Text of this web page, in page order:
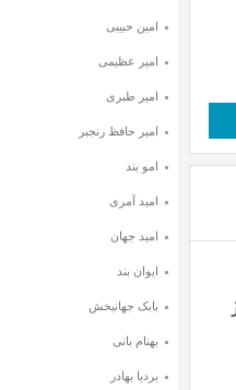
امین حبیبی
امیر عظیمی
امیر طبری
امیر حافظ رنجبر
امو بند
امید آمری
امید جهان
ایوان بند
بابک جهانبخش
بهنام بانی
بردیا بهادر